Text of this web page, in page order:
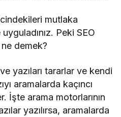
mutlaka
Peki SEO
demek?
yazıları tararlar ve kendi
aramalarda kaçıncı
İşte arama motorlarının
yazılırsa, aramalarda